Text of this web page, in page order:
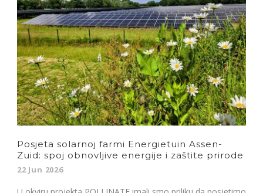
Posjeta solarnoj farmi Energietuin Assen-
Zuid: spoj obnovljive energije i zaštite prirode
22 Jun 2026